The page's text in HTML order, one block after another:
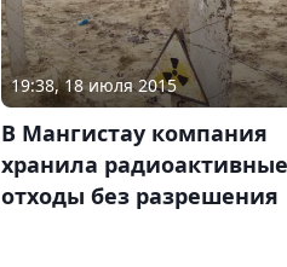
19:38, 18 июля 2015
В Мангистау компания
хранила радиоактивные
отходы без разрешения